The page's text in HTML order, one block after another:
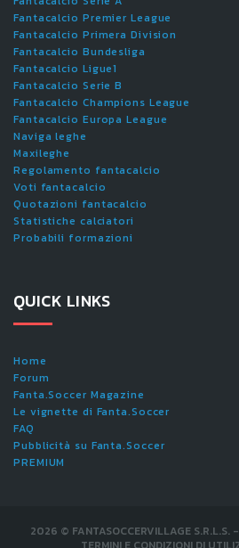
Fantacalcio Premier League
Fantacalcio Primera Division
Fantacalcio Bundesliga
Fantacalcio Ligue1
Fantacalcio Serie B
Fantacalcio Champions League
Fantacalcio Europa League
Naviga leghe
Maxileghe
Regolamento fantacalcio
Voti fantacalcio
Quotazioni fantacalcio
Statistiche calciatori
Probabili formazioni
QUICK LINKS
Home
Forum
Fanta.Soccer Magazine
Le vignette di Fanta.Soccer
FAQ
Pubblicità su Fanta.Soccer
PREMIUM
2026 © FANTASOCCERVILLAGE S.R.L.S. -